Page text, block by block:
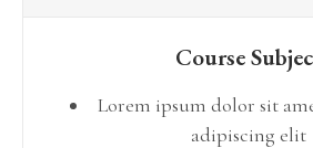
Course
Lorem ipsum dolor sit
adipiscing elit